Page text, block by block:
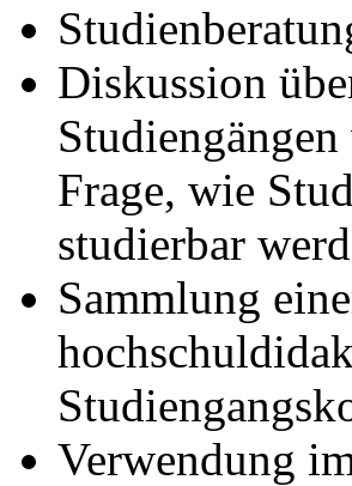
Diskussion
Frage, wie
studierbar
Sammlung
Verwendung